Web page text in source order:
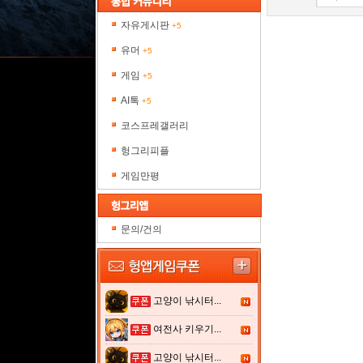
자유게시판 +5
유머 +5
게임 +5
AI톡 +5
코스프레갤러리
헝그리피플
게임만평
문의/건의
고양이 낚시터...
여전사 키우기...
고양이 낚시터...